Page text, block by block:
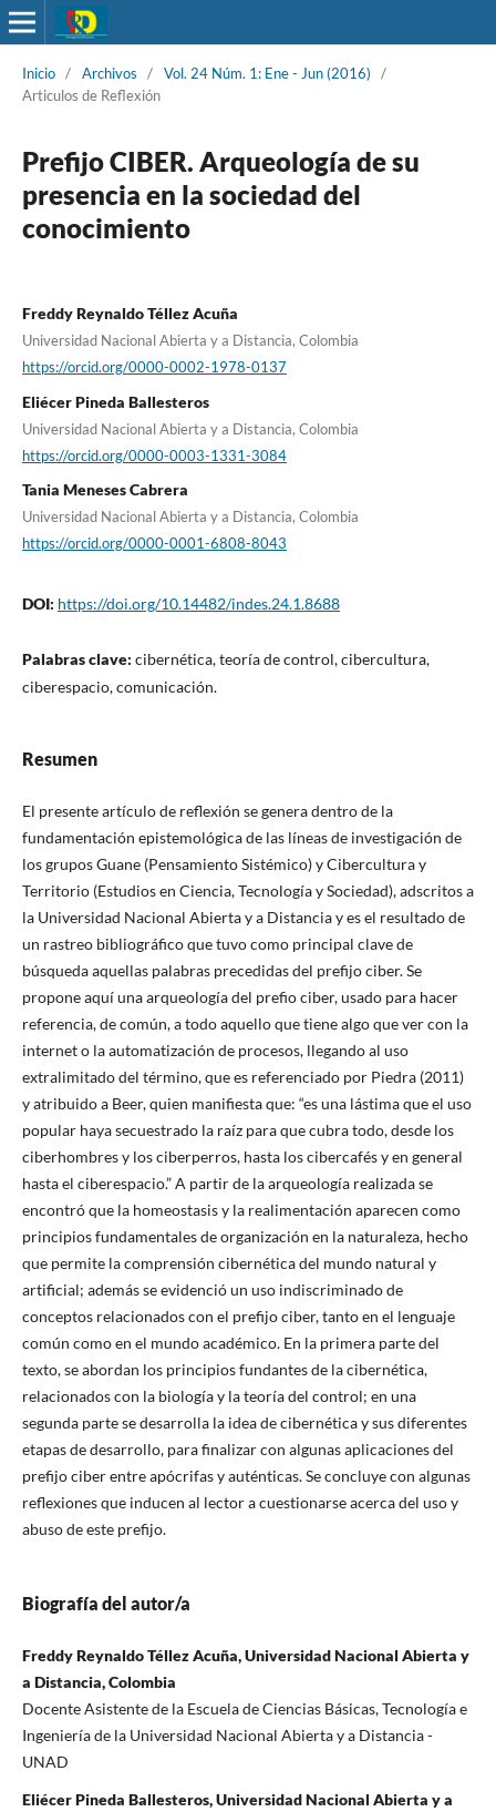
Inicio / Archivos / Vol. 24 Núm. 1: Ene - Jun (2016)
/
Articulos de Reflexión
Prefijo CIBER. Arqueología de su
presencia en la sociedad del
conocimiento
Freddy Reynaldo Téllez Acuña
Universidad Nacional Abierta y a Distancia, Colombia
https://orcid.org/0000-0002-1978-0137
Eliécer Pineda Ballesteros
Universidad Nacional Abierta y a Distancia, Colombia
https://orcid.org/0000-0003-1331-3084
Tania Meneses Cabrera
Universidad Nacional Abierta y a Distancia, Colombia
https://orcid.org/0000-0001-6808-8043
DOI: https://doi.org/10.14482/indes.24.1.8688
Palabras clave: cibernética, teoría de control, cibercultura,
ciberespacio, comunicación.
Resumen
El presente artículo de reflexión se genera dentro de la
fundamentación epistemológica de las líneas de investigación de
los grupos Guane (Pensamiento Sistémico) y Cibercultura y
Territorio (Estudios en Ciencia, Tecnología y Sociedad), adscritos a
la Universidad Nacional Abierta y a Distancia y es el resultado de
un rastreo bibliográfico que tuvo como principal clave de
búsqueda aquellas palabras precedidas del prefijo ciber. Se
propone aquí una arqueología del prefio ciber, usado para hacer
referencia, de común, a todo aquello que tiene algo que ver con la
internet o la automatización de procesos, llegando al uso
extralimitado del término, que es referenciado por Piedra (2011)
y atribuido a Beer, quien manifiesta que: “es una lástima que el uso
popular haya secuestrado la raíz para que cubra todo, desde los
ciberhombres y los ciberperros, hasta los cibercafés y en general
hasta el ciberespacio.” A partir de la arqueología realizada se
encontró que la homeostasis y la realimentación aparecen como
principios fundamentales de organización en la naturaleza, hecho
que permite la comprensión cibernética del mundo natural y
artificial; además se evidenció un uso indiscriminado de
conceptos relacionados con el prefijo ciber, tanto en el lenguaje
común como en el mundo académico. En la primera parte del
texto, se abordan los principios fundantes de la cibernética,
relacionados con la biología y la teoría del control; en una
segunda parte se desarrolla la idea de cibernética y sus diferentes
etapas de desarrollo, para finalizar con algunas aplicaciones del
prefijo ciber entre apócrifas y auténticas. Se concluye con algunas
reflexiones que inducen al lector a cuestionarse acerca del uso y
abuso de este prefijo.
Biografía del autor/a
Freddy Reynaldo Téllez Acuña, Universidad Nacional Abierta y
a Distancia, Colombia
Docente Asistente de la Escuela de Ciencias Básicas, Tecnología e
Ingeniería de la Universidad Nacional Abierta y a Distancia -
UNAD
Eliécer Pineda Ballesteros, Universidad Nacional Abierta y a